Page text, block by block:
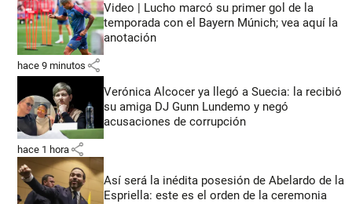
Video | Lucho marcó su primer gol de la
temporada con el Bayern Múnich; vea aquí la
anotación
hace 9 minutos share
Verónica Alcocer ya llegó a Suecia: la recibió
su amiga DJ Gunn Lundemo y negó
acusaciones de corrupción
hace 1 hora share
Así será la inédita posesión de Abelardo de la
Espriella: este es el orden de la ceremonia